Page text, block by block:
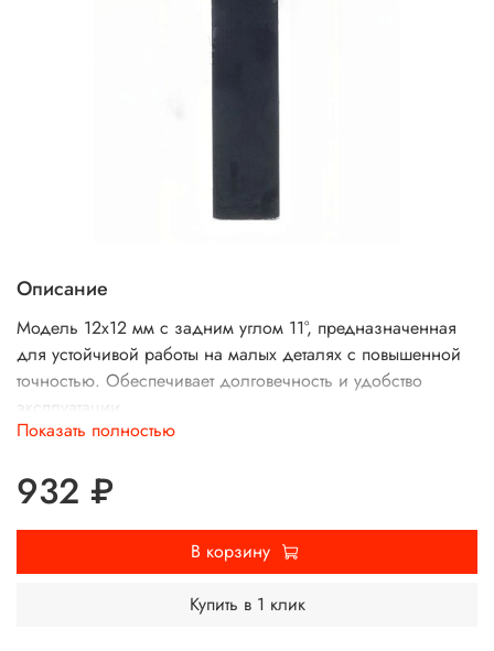
Описание
Модель 12x12 мм с задним углом 11°, предназначенная
для устойчивой работы на малых деталях с повышенной
точностью. Обеспечивает долговечность и удобство
эксплуатации.
Показать полностью
932 ₽
В корзину
Купить в 1 клик